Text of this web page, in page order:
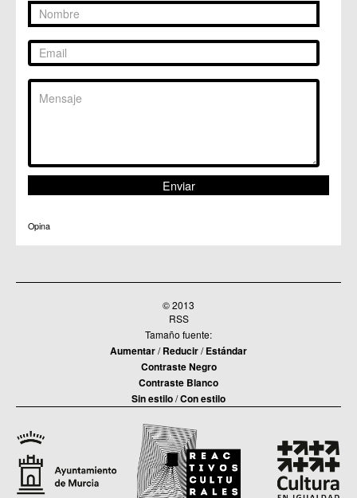
Opina
© 2013
RSS
Tamaño fuente:
Aumentar/Reducir/Estándar
Contraste Negro
Contraste Blanco
Sin estilo/Con estilo